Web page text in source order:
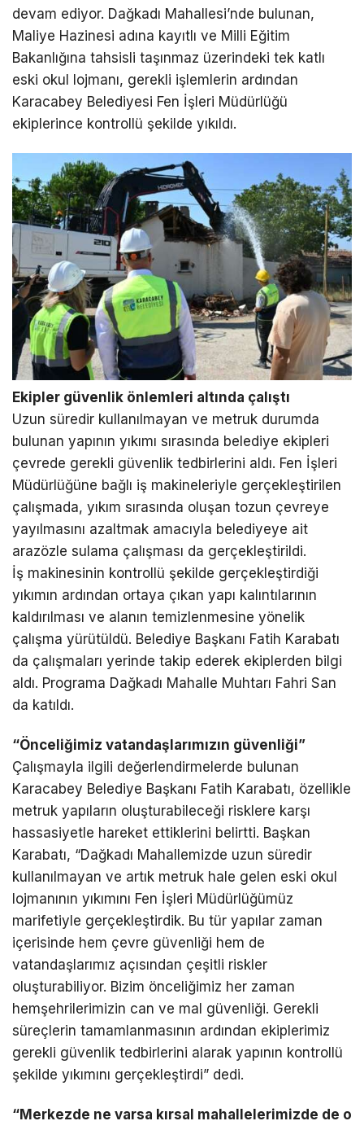
devam ediyor. Dağkadı Mahallesi’nde bulunan,
Maliye Hazinesi adına kayıtlı ve Milli Eğitim
Bakanlığına tahsisli taşınmaz üzerindeki tek katlı
eski okul lojmanı, gerekli işlemlerin ardından
Karacabey Belediyesi Fen İşleri Müdürlüğü
ekiplerince kontrollü şekilde yıkıldı.
Ekipler güvenlik önlemleri altında çalıştı
Uzun süredir kullanılmayan ve metruk durumda
bulunan yapının yıkımı sırasında belediye ekipleri
çevrede gerekli güvenlik tedbirlerini aldı. Fen İşleri
Müdürlüğüne bağlı iş makineleriyle gerçekleştirilen
çalışmada, yıkım sırasında oluşan tozun çevreye
yayılmasını azaltmak amacıyla belediyeye ait
arazözle sulama çalışması da gerçekleştirildi.
İş makinesinin kontrollü şekilde gerçekleştirdiği
yıkımın ardından ortaya çıkan yapı kalıntılarının
kaldırılması ve alanın temizlenmesine yönelik
çalışma yürütüldü. Belediye Başkanı Fatih Karabatı
da çalışmaları yerinde takip ederek ekiplerden bilgi
aldı. Programa Dağkadı Mahalle Muhtarı Fahri San
da katıldı.
“Önceliğimiz vatandaşlarımızın güvenliği”
Çalışmayla ilgili değerlendirmelerde bulunan
Karacabey Belediye Başkanı Fatih Karabatı, özellikle
metruk yapıların oluşturabileceği risklere karşı
hassasiyetle hareket ettiklerini belirtti. Başkan
Karabatı, “Dağkadı Mahallemizde uzun süredir
kullanılmayan ve artık metruk hale gelen eski okul
lojmanının yıkımını Fen İşleri Müdürlüğümüz
marifetiyle gerçekleştirdik. Bu tür yapılar zaman
içerisinde hem çevre güvenliği hem de
vatandaşlarımız açısından çeşitli riskler
oluşturabiliyor. Bizim önceliğimiz her zaman
hemşehrilerimizin can ve mal güvenliği. Gerekli
süreçlerin tamamlanmasının ardından ekiplerimiz
gerekli güvenlik tedbirlerini alarak yapının kontrollü
şekilde yıkımını gerçekleştirdi” dedi.
“Merkezde ne varsa kırsal mahallelerimizde de o